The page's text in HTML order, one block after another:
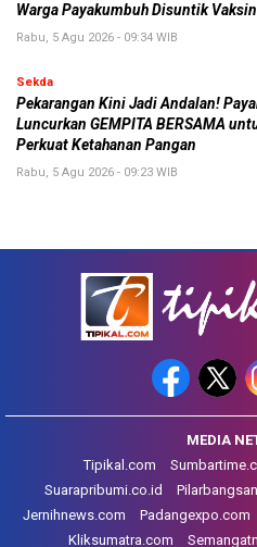
Warga Payakumbuh Disuntik
Rabu, 5 Agu 2026 - 09:34 WIB
Sekda
Pekarangan Kini Jadi Andalan!
Luncurkan GEMPITA BERSAMA
Perkuat Ketahanan Pangan
Rabu, 5 Agu 2026 - 09:23 WIB
MEDIA
Tipikal.com
Suarapribumi.co.id
Jernihnews.com
Padangexpo.com
Kliksumatra.com